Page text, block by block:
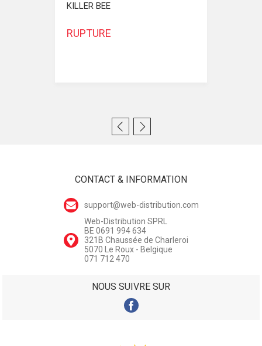
KILLER BEE
RUPTURE
CONTACT & INFORMATION
support@web-distribution.com
Web-Distribution SPRL
BE 0691 994 634
321B Chaussée de Charleroi
5070 Le Roux - Belgique
071 712 470
NOUS SUIVRE SUR